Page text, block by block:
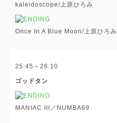
kaleidoscope/上原ひろみ
Once In A Blue Moon/上原ひろみ
25:45～26:10
ゴッドタン
MANIAC III／NUMBA69